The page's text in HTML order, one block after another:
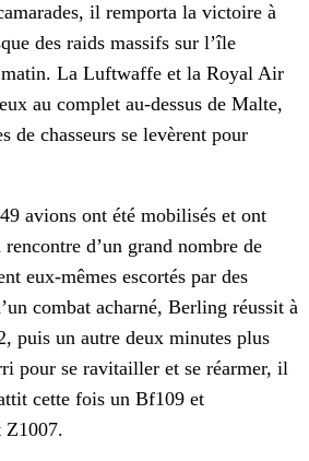
il remporta la victoire à
des raids massifs sur l’île
matin. La Luftwaffe et la Royal Air
au complet au-dessus de Malte,
de chasseurs se levèrent pour
avions ont été mobilisés et ont
d’un grand nombre de
eux-mêmes escortés par des
combat acharné, Berling réussit à
puis un autre deux minutes plus
pour se ravitailler et se réarmer, il
cette fois un Bf109 et
Z1007.